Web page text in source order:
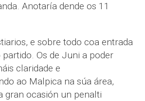
Anotaría dende os 11
e sobre todo coa entrada
partido. Os de Juni a poder
claridade e
ao Malpica na súa área,
gran ocasión un penalti